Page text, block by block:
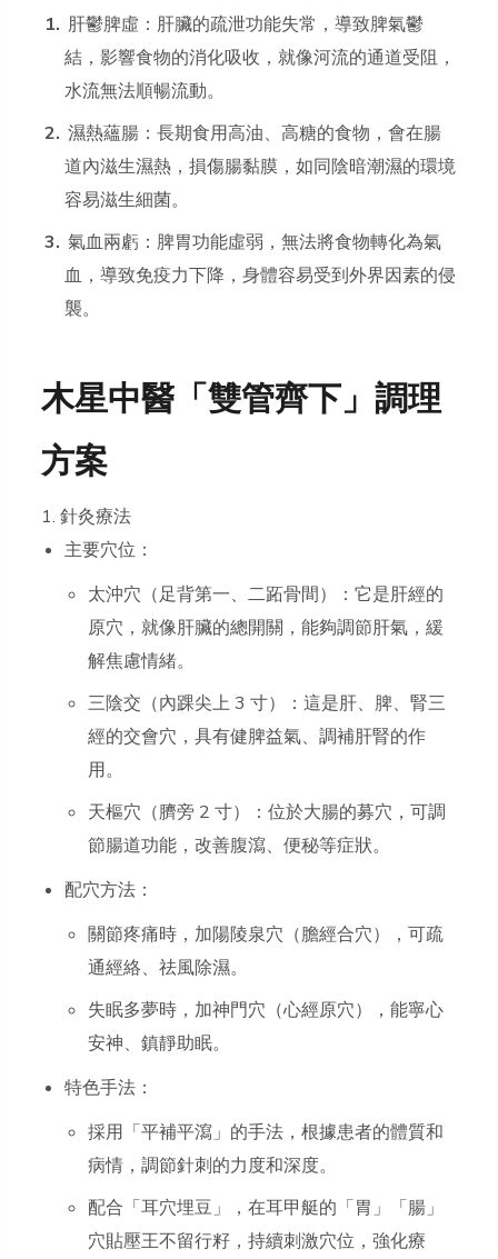
肝鬱脾虛：肝臟的疏泄功能失常，導致脾氣鬱
結，影響食物的消化吸收，就像河流的通道受阻，
水流無法順暢流動。
濕熱蘊腸：長期食用高油、高糖的食物，會在腸
道內滋生濕熱，損傷腸黏膜，如同陰暗潮濕的環境
容易滋生細菌。
氣血兩虧：脾胃功能虛弱，無法將食物轉化為氣
血，導致免疫力下降，身體容易受到外界因素的侵
襲。
木星中醫「雙管齊下」調理
方案
1. 針灸療法
主要穴位：
太沖穴（足背第一、二跖骨間）：它是肝經的
原穴，就像肝臟的總開關，能夠調節肝氣，緩
解焦慮情緒。
三陰交（內踝尖上 3 寸）：這是肝、脾、腎三
經的交會穴，具有健脾益氣、調補肝腎的作
用。
天樞穴（臍旁 2 寸）：位於大腸的募穴，可調
節腸道功能，改善腹瀉、便秘等症狀。
配穴方法：
關節疼痛時，加陽陵泉穴（膽經合穴），可疏
通經絡、祛風除濕。
失眠多夢時，加神門穴（心經原穴），能寧心
安神、鎮靜助眠。
特色手法：
採用「平補平瀉」的手法，根據患者的體質和
病情，調節針刺的力度和深度。
配合「耳穴埋豆」，在耳甲艇的「胃」「腸」
穴貼壓王不留行籽，持續刺激穴位，強化療